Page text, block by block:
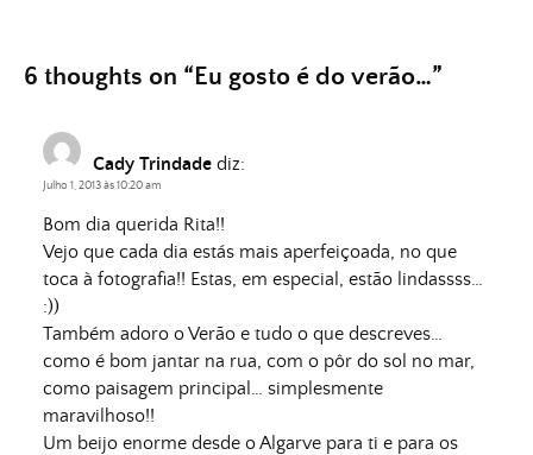
6 thoughts on “Eu gosto é do verão…”
Cady Trindade diz:
Julho 1, 2013 às 10:20 am
Bom dia querida Rita!!
Vejo que cada dia estás mais aperfeiçoada, no que
toca à fotografia!! Estas, em especial, estão lindassss…
:))
Também adoro o Verão e tudo o que descreves…
como é bom jantar na rua, com o pôr do sol no mar,
como paisagem principal… simplesmente
maravilhoso!!
Um beijo enorme desde o Algarve para ti e para os